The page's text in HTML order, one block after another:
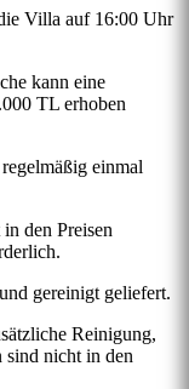
Villa auf 16:00 Uhr
kann eine
TL erhoben
einmal
den Preisen
gereinigt geliefert.
Reinigung,
sind nicht in den